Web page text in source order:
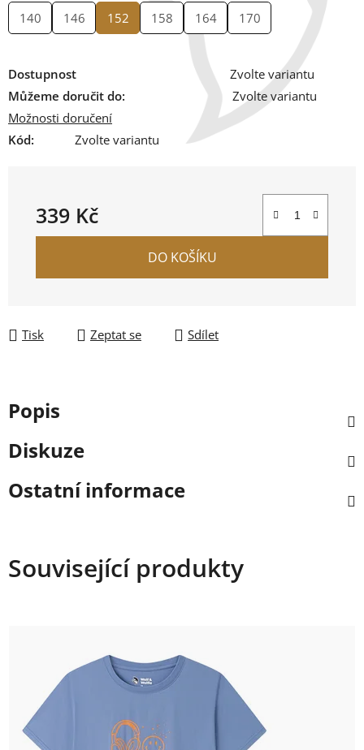
140 146 152 158 164 170
Dostupnost
Zvolte variantu
Můžeme doručit do:
Zvolte variantu
Možnosti doručení
Kód:
Zvolte variantu
339 Kč
Měrná cena:
DO KOŠÍKU
Tisk Zeptat se Sdílet
Popis
Diskuze
Ostatní informace
Související produkty